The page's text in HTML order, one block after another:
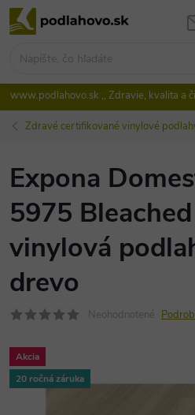
Prejsť
na
www.podlahovo.sk ,, Zdravie, kvalita a
Zdravé certifikované vinylové
Expona
5975
vinylová
drevo
Neohodnotené
Akcia
20 ročná záruka